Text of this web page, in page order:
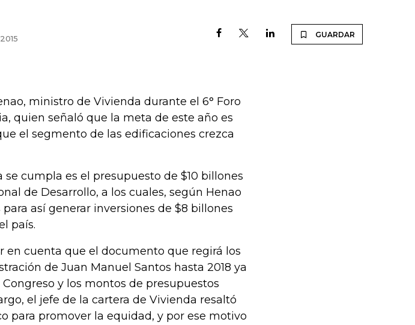
GUARDAR
ministro de Vivienda durante el 6° Foro
quien señaló que la meta de este año es
el segmento de las edificaciones crezca
cumpla es el presupuesto de $10 billones
de Desarrollo, a los cuales, según Henao
así generar inversiones de $8 billones
país.
en cuenta que el documento que regirá los
de Juan Manuel Santos hasta 2018 ya
y los montos de presupuestos
el jefe de la cartera de Vivienda resaltó
para promover la equidad, y por ese motivo